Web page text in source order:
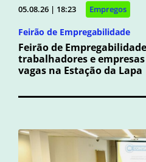
05.08.26 | 18:23 Empregos
Feirão de Empregabilidade
Feirão de
trabalhadores e
vagas na Estação da Lapa